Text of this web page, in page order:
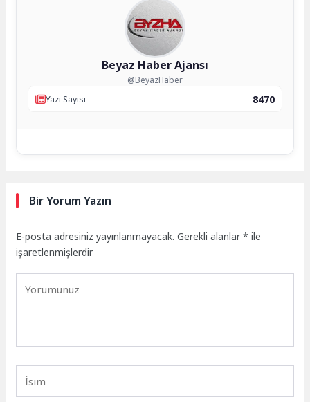
Beyaz Haber Ajansı
@BeyazHaber
Yazı Sayısı
8470
Bir Yorum Yazın
E-posta adresiniz yayınlanmayacak. Gerekli alanlar* ile
işaretlenmişlerdir